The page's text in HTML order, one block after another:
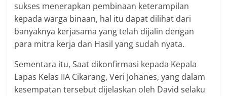
sukses menerapkan pembinaan keterampilan
kepada warga binaan, hal itu dapat dilihat dari
banyaknya kerjasama yang telah dijalin dengan
para mitra kerja dan Hasil yang sudah nyata.
Sementara itu, Saat dikonfirmasi kepada Kepala
Lapas Kelas IIA Cikarang, Veri Johanes, yang dalam
kesempatan tersebut dijelaskan oleh David selaku